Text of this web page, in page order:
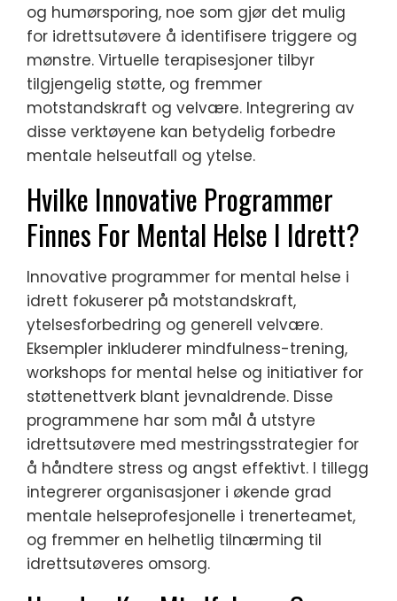
og humørsporing, noe som gjør det mulig
for idrettsutøvere å identifisere triggere og
mønstre. Virtuelle terapisesjoner tilbyr
tilgjengelig støtte, og fremmer
motstandskraft og velvære. Integrering av
disse verktøyene kan betydelig forbedre
mentale helseutfall og ytelse.
Hvilke Innovative Programmer
Finnes For Mental Helse I Idrett?
Innovative programmer for mental helse i
idrett fokuserer på motstandskraft,
ytelsesforbedring og generell velvære.
Eksempler inkluderer mindfulness-trening,
workshops for mental helse og initiativer for
støttenettverk blant jevnaldrende. Disse
programmene har som mål å utstyre
idrettsutøvere med mestringsstrategier for
å håndtere stress og angst effektivt. I tillegg
integrerer organisasjoner i økende grad
mentale helseprofesjonelle i trenerteamet,
og fremmer en helhetlig tilnærming til
idrettsutøveres omsorg.